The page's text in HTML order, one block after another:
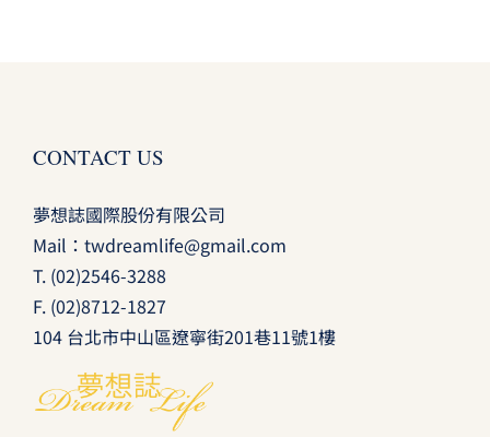
CONTACT US
夢想誌國際股份有限公司
Mail： twdreamlife@gmail.com
T. (02)2546-3288
F. (02)8712-1827
104 台北市中山區遼寧街201巷11號1樓